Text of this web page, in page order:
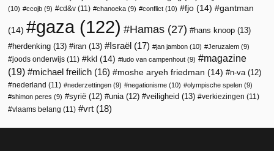
(10)
ccojb (9) cd&v (11) chanoeka (9) conflict (10) fjo (14) gantman
(14) gaza(122) Hamas (27) hans knoop (13)
herdenking (13) iran (13) Israël (17) jan jambon (10) Jeruzalem (9)
joods onderwijs (11) kkl (14) ludo van campenhout (9)
magazine
(19)
michael freilich (16) moshe aryeh friedman (14) n-va (12)
nederland (11) nederzettingen (9) negationisme (10) olympische spelen (9)
shimon peres (9) syrië (12) unia (12) veiligheid (13) verkiezingen (11)
vlaams belang (11) vrt (18)